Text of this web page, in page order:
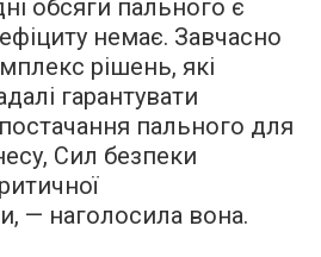
обсяги пального є
немає. Завчасно
рішень, які
гарантувати
пального для
Сил безпеки
— наголосила вона.